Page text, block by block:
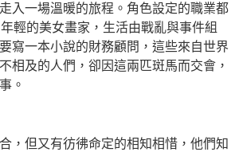
入一場溫暖的旅程。角色設定的職業都
年輕的美女畫家，生活由戰亂與事件組
寫一本小說的財務顧問，這些來自世界
相及的人們，卻因這兩匹斑馬而交會，
。
，但又有彷彿命定的相知相惜，他們知